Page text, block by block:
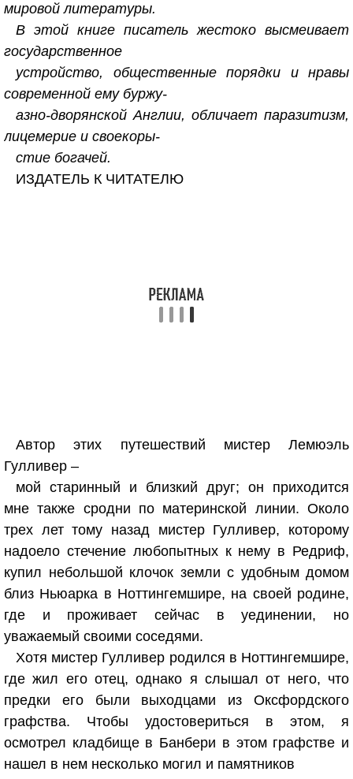
мировой литературы.
В этой книге писатель жестоко высмеивает
государственное
устройство, общественные порядки и нравы
современной ему буржу-
азно-дворянской Англии, обличает паразитизм,
лицемерие и своекоры-
стие богачей.
ИЗДАТЕЛЬ К ЧИТАТЕЛЮ
Автор этих путешествий мистер Лемюэль
Гулливер –
мой старинный и близкий друг; он приходится
мне также сродни по материнской линии. Около
трех лет тому назад мистер Гулливер, которому
надоело стечение любопытных к нему в Редриф,
купил небольшой клочок земли с удобным домом
близ Ньюарка в Ноттингемшире, на своей родине,
где и проживает сейчас в уединении, но
уважаемый своими соседями.
Хотя мистер Гулливер родился в Ноттингемшире,
где жил его отец, однако я слышал от него, что
предки его были выходцами из Оксфордского
графства. Чтобы удостовериться в этом, я
осмотрел кладбище в Банбери в этом графстве и
нашел в нем несколько могил и памятников